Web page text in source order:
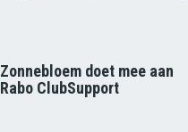
Zonnebloem doet mee aan
Rabo ClubSupport